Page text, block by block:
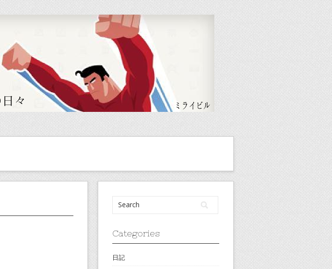
Categories
日記